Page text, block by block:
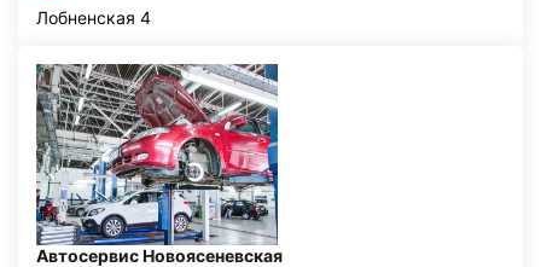
Лобненская 4
Автосервис Новоясеневская